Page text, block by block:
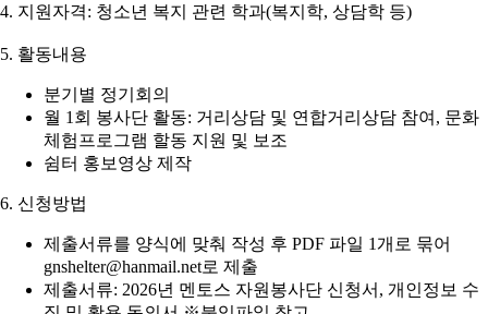
4. 지원자격: 청소년 복지 관련 학과(복지학, 상담학 등)
5. 활동내용
분기별 정기회의
월 1회 봉사단 활동: 거리상담 및 연합거리상담 참여, 문화
체험프로그램 할동 지원 및 보조
쉼터 홍보영상 제작
6. 신청방법
제출서류를 양식에 맞춰 작성 후 PDF 파일 1개로 묶어
gnshelter@hanmail.net로 제출
제출서류: 2026년 멘토스 자원봉사단 신청서, 개인정보 수